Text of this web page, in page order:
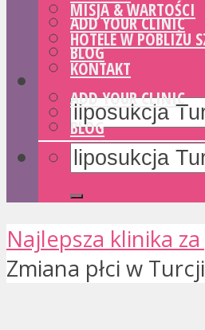
ADD YOUR CLINIC
BLOG
MISJA & WARTOŚCI
HOTELE W POBLIŻU
KONTAKT
ADD YOUR CLINIC
BLOG
Najlepsza klinika
Zmiana płci w Turcji